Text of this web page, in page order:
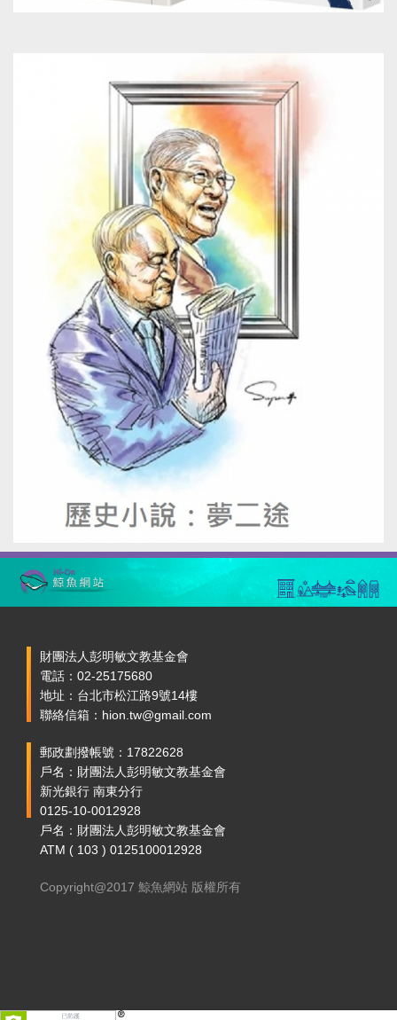
財團法人彭明敏文教基金會
電話：02-25175680
地址：台北市松江路9號14樓
聯絡信箱：hion.tw@gmail.com
郵政劃撥帳號：17822628
戶名：財團法人彭明敏文教基金會
新光銀行 南東分行
0125-10-0012928
戶名：財團法人彭明敏文教基金會
ATM ( 103 ) 0125100012928
Copyright@2017 鯨魚網站 版權所有